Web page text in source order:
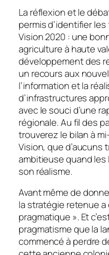
La réflexion et le
permis d’identifier
Vision 2020 : une
agriculture à haute
développement des
un recours aux
l’information et la
d’infrastructures
avec le souci d’une
régionale. Au fil des
trouverez le bilan à
Vision, que d’aucuns
ambitieuse quand les
son réalisme.
Avant même de
la stratégie retenue a
pragmatique ». Et
pragmatisme que la
commencé à perdre